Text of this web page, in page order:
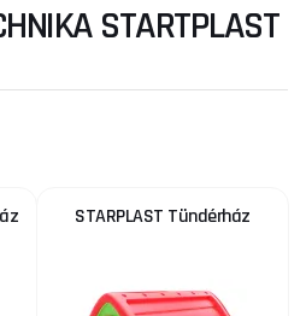
STARTPLAST
STARPLAST Tündérház